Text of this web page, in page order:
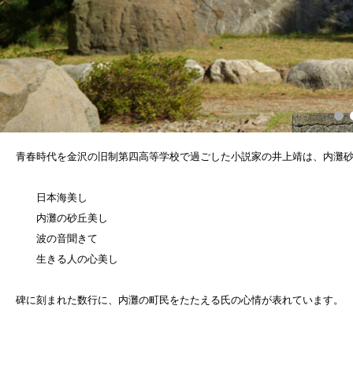
青春時代を金沢の旧制第四高等学校で過ごした小説家の井上靖は、内灘
日本海美し
内灘の砂丘美し
波の音聞きて
生きる人の心美し
碑に刻まれた数行に、内灘の町民をたたえる氏の心情が表れています。